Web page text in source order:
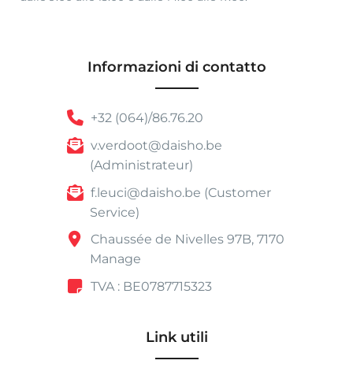
Informazioni di contatto
+32 (064)/86.76.20
v.verdoot@daisho.be
(Administrateur)
f.leuci@daisho.be (Customer
Service)
Chaussée de Nivelles 97B, 7170
Manage
TVA : BE0787715323
Link utili